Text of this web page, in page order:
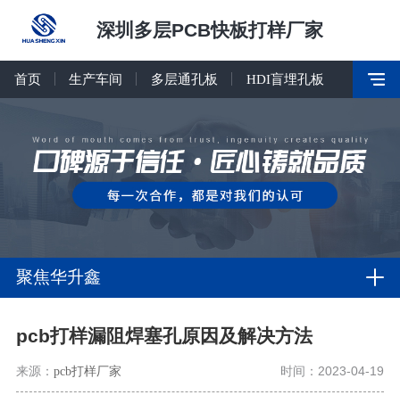
深圳多层PCB快板打样厂家
首页 生产车间 多层通孔板 HDI盲埋孔板
聚焦华升鑫
pcb打样漏阻焊塞孔原因及解决方法
来源： pcb打样厂家 时间：2023-04-19